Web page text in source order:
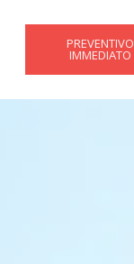
PREVENTIVO
IMMEDIATO